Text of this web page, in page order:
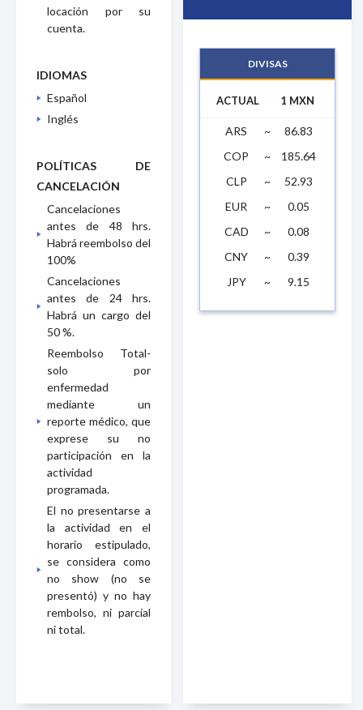
locación por su
cuenta.
IDIOMAS
Español
Inglés
POLÍTICAS DE
CANCELACIÓN
Cancelaciones
antes de 48 hrs.
Habrá reembolso del
100%
Cancelaciones
antes de 24 hrs.
Habrá un cargo del
50 %.
Reembolso Total-
solo por
enfermedad
mediante un
reporte médico, que
exprese su no
participación en la
actividad
programada.
El no presentarse a
la actividad en el
horario estipulado,
se considera como
no show (no se
presentó) y no hay
rembolso, ni parcial
ni total.
DIVISAS
ACTUAL 1 MXN
ARS ~
86.83
COP
~
185.64
CLP
~
52.93
EUR
~
0.05
CAD
~
0.08
CNY
~
0.39
JPY
~ 9.15